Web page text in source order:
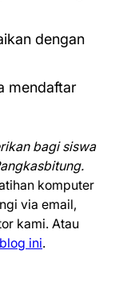
dengan
mendaftar
bagi siswa
komputer
via email,
kami. Atau
ini.